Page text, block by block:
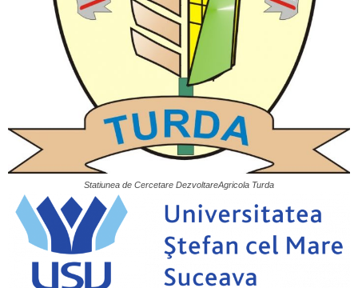
Statiunea de Cercetare DezvoltareAgricola Turda